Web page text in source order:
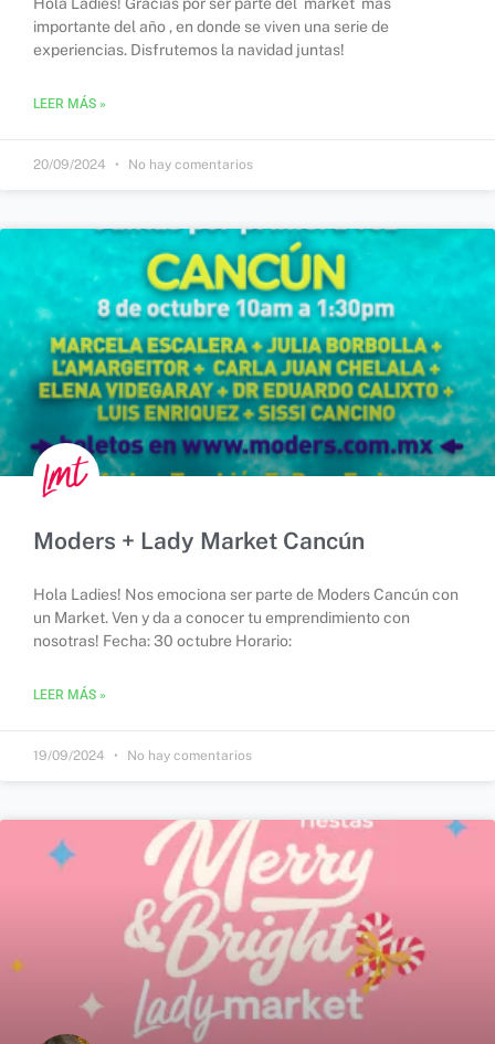
Hola Ladies! Gracias por ser parte del market más
importante del año , en donde se viven una serie de
experiencias. Disfrutemos la navidad juntas!
LEER MÁS »
20/09/2024 No hay comentarios
Moders + Lady Market Cancún
Hola Ladies! Nos emociona ser parte de Moders Cancún con
un Market. Ven y da a conocer tu emprendimiento con
nosotras! Fecha: 30 octubre Horario:
LEER MÁS »
19/09/2024 No hay comentarios